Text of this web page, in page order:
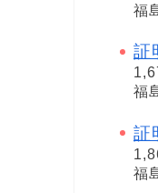
福
証
福
証
福